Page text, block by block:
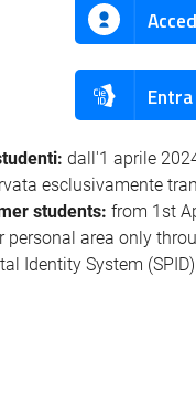
Entra
dall'1 aprile
esclusivamente
students: from 1st
personal area only
Identity System